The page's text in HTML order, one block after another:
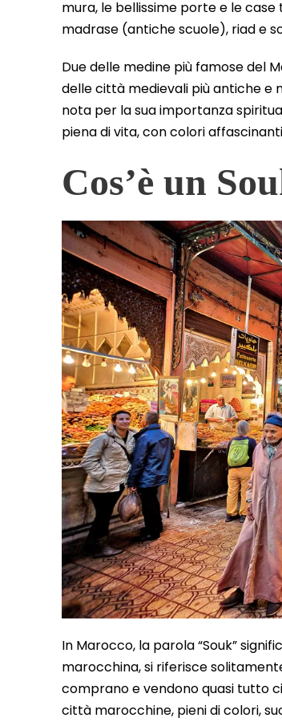
mura, le bellissime porte e le
madrase (antiche scuole), riad e
Due delle medine più famose del
delle città medievali più antiche e
nota per la sua importanza
piena di vita, con colori
Cos’è un
In Marocco, la parola “Souk”
marocchina, si riferisce
comprano e vendono quasi tutto
città marocchine, pieni di colori,